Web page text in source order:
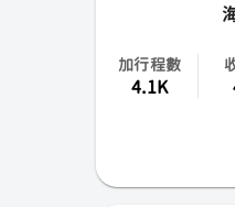
加行程數
4.1K